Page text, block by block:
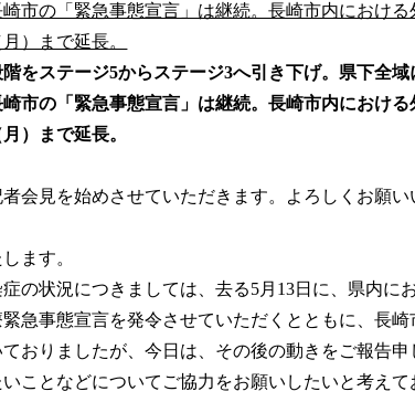
市の「緊急事態宣言」は継続。長崎市内におけ
）まで延長。
をステージ5からステージ3へ引き下げ。県下全
市の「緊急事態宣言」は継続。長崎市内におけ
）まで延長。
会見を始めさせていただきます。よろしくお願い
ます。
の状況につきましては、去る5月13日に、県内に
急事態宣言を発令させていただくとともに、長
おりましたが、今日は、その後の動きをご報告
ことなどについてご協力をお願いしたいと考えて